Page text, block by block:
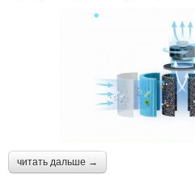
читать дальше →